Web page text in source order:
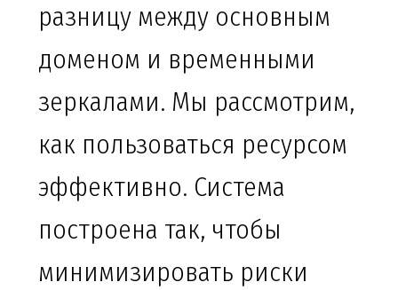
разницу между основным
доменом и временными
зеркалами. Мы рассмотрим,
как пользоваться ресурсом
эффективно. Система
построена так, чтобы
минимизировать риски